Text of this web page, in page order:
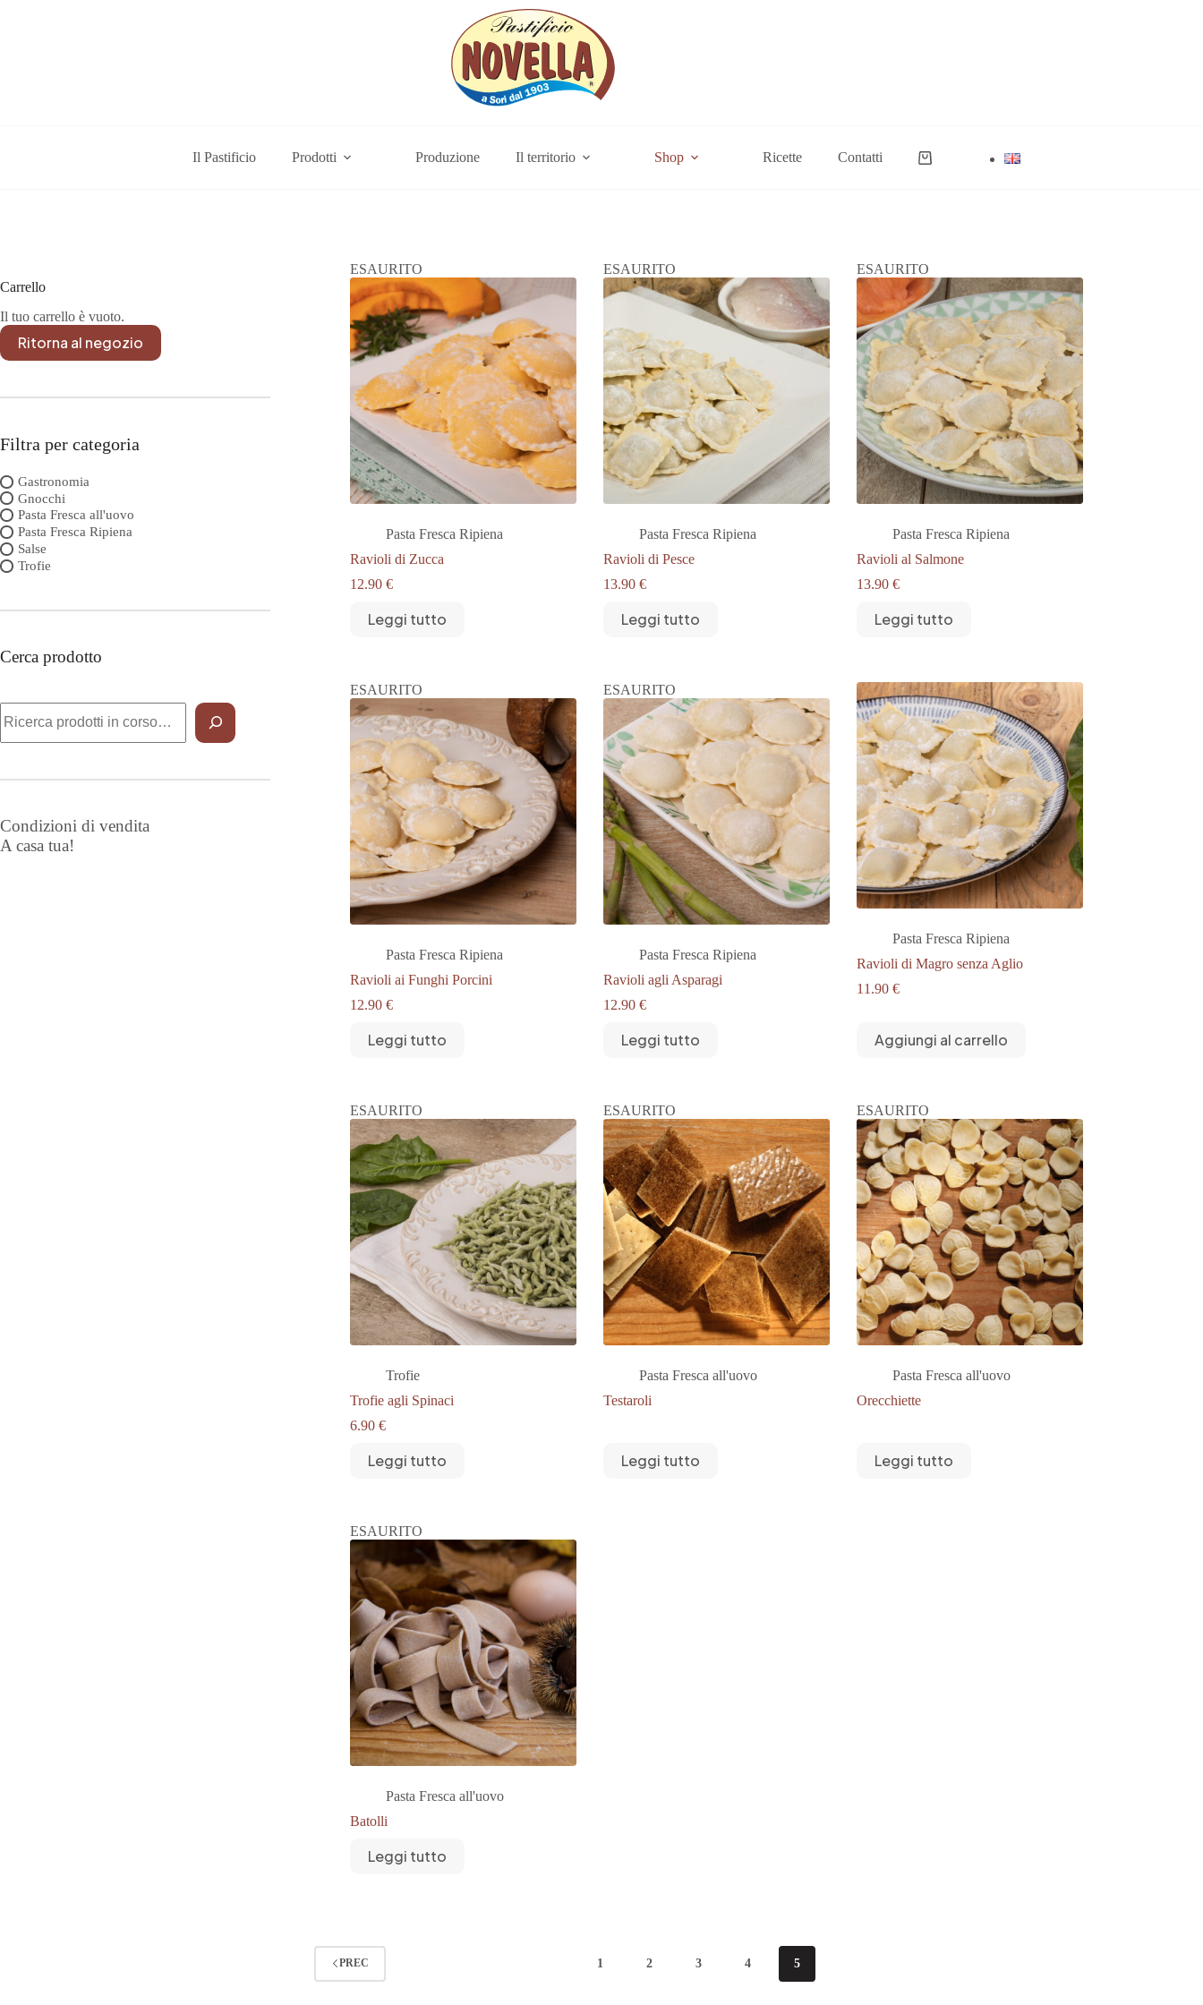
Il Pastificio Prodotti Produzione Il territorio Shop Ricette Contatti Carrello
ESAURITO
Pasta Fresca Ripiena
Ravioli di Zucca
12.90 €
Leggi tutto
ESAURITO
Pasta Fresca Ripiena
Ravioli di Pesce
13.90 €
Leggi tutto
ESAURITO
Pasta Fresca Ripiena
Ravioli al Salmone
13.90 €
Leggi tutto
ESAURITO
Pasta Fresca Ripiena
Ravioli ai Funghi Porcini
12.90 €
Leggi tutto
ESAURITO
Pasta Fresca Ripiena
Ravioli agli Asparagi
12.90 €
Leggi tutto
Pasta Fresca Ripiena
Ravioli di Magro senza Aglio
11.90 €
Aggiungi al carrello
ESAURITO
Trofie
Trofie agli Spinaci
6.90 €
Leggi tutto
ESAURITO
Pasta Fresca all'uovo
Testaroli
Leggi tutto
ESAURITO
Pasta Fresca all'uovo
Orecchiette
Leggi tutto
ESAURITO
Pasta Fresca all'uovo
Batolli
Leggi tutto
PREC 1 2 3 4 5
Carrello
Il tuo carrello è vuoto.
Ritorna al negozio
Filtra per categoria
Gastronomia
Gnocchi
Pasta Fresca all'uovo
Pasta Fresca Ripiena
Salse
Trofie
Cerca prodotto
Condizioni di vendita
A casa tua!